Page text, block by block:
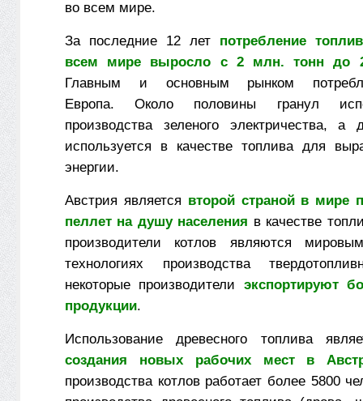
во всем мире.
За последние 12 лет потребление
всем мире выросло с 2 млн. тонн до
Главным и основным рынком
Европа.Около половины гранул
производства зеленого электричества, а
используется в качестве топлива для
энергии.
Австрия является второй страной в мире
пеллет на душу населения в качестве
производители котлов являются
технологиях производства
некоторые производители экспортируют
продукции.
Использование древесного топлива
создания новых рабочих мест в
производства котлов работает более 5800